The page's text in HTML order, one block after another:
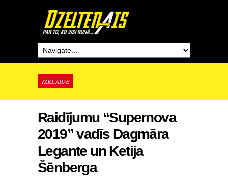
IZKLAIDE
Raidījumu “Supernova
2019” vadīs Dagmāra
Legante un Ketija
Šēnberga